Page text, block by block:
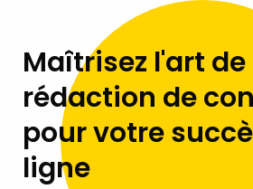
Maîtrisez l'art de
rédaction de
pour votre
ligne